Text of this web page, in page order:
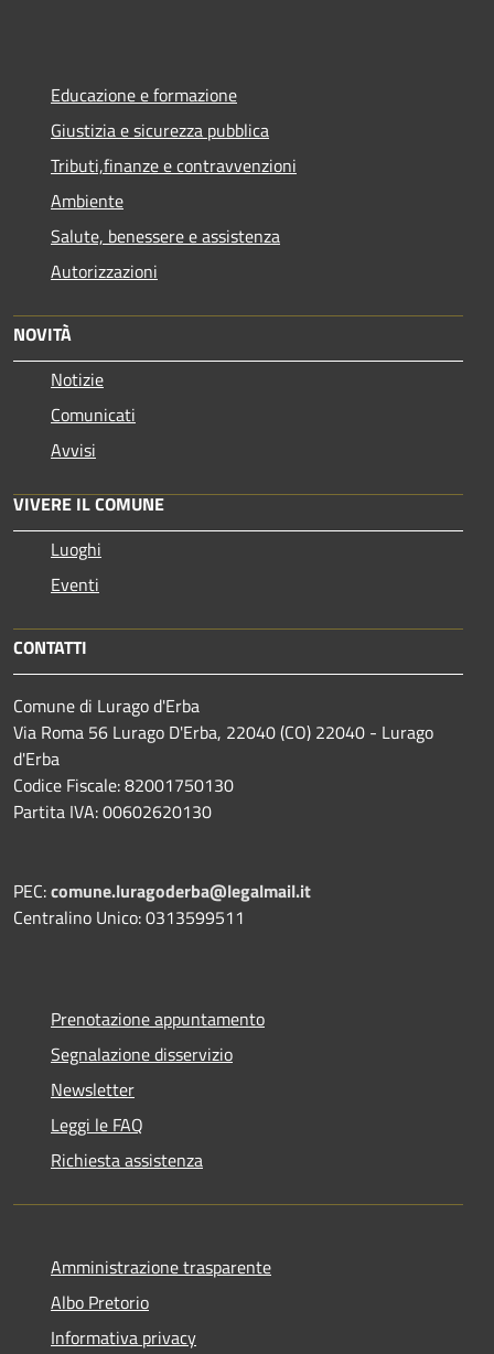
Educazione e formazione
Giustizia e sicurezza pubblica
Tributi,finanze e contravvenzioni
Ambiente
Salute, benessere e assistenza
Autorizzazioni
NOVITÀ
Notizie
Comunicati
Avvisi
VIVERE IL COMUNE
Luoghi
Eventi
CONTATTI
Comune di Lurago d'Erba
Via Roma 56 Lurago D'Erba, 22040 (CO) 22040 - Lurago
d'Erba
Codice Fiscale: 82001750130
Partita IVA: 00602620130
PEC:comune.luragoderba@legalmail.it
Centralino Unico: 0313599511
Prenotazione appuntamento
Segnalazione disservizio
Newsletter
Leggi le FAQ
Richiesta assistenza
Amministrazione trasparente
Albo Pretorio
Informativa privacy